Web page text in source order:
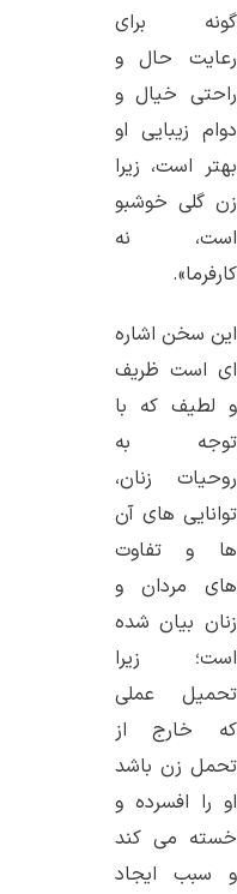
گونه برای
رعایت حال و
راحتی خیال و
دوام زیبایی او
بهتر است، زیرا
زن گلی خوشبو
است، نه
کارفرما».
این سخن اشاره
ای است ظریف
و لطیف که با
توجه به
روحیات زنان،
توانایی های آن
ها و تفاوت
های مردان و
زنان بیان شده
است؛ زیرا
تحمیل عملی
که خارج از
تحمل زن باشد
او را افسرده و
خسته می کند
و سبب ایجاد